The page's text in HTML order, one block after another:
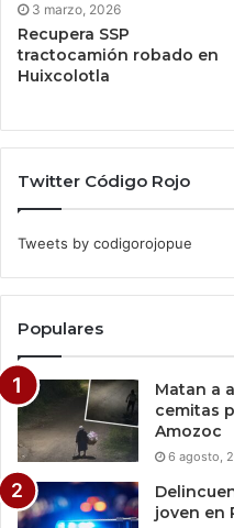
3 marzo, 2026
Recupera SSP
tractocamión robado en
Huixcolotla
Twitter Código Rojo
Tweets by codigorojopue
Populares
Matan a
cemitas
Amozoc
6 agosto,
joven en